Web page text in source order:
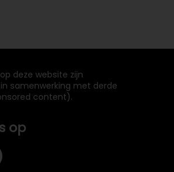
deze website zijn
samenwerking met derde
content).
op